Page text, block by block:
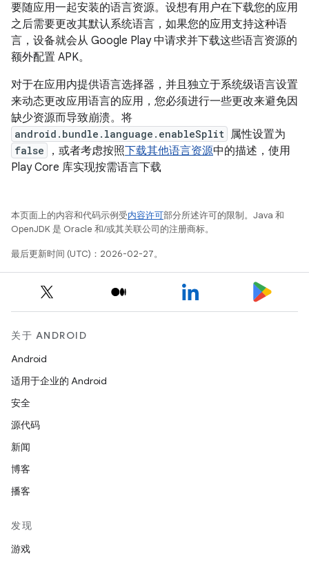
要随应用一起安装的语言资源。设想有用户在下载您的应用
之后需要更改其默认系统语言，如果您的应用支持这种语
言，设备就会从 Google Play 中请求并下载这些语言资源的
额外配置 APK。
对于在应用内提供语言选择器，并且独立于系统级语言设置
来动态更改应用语言的应用，您必须进行一些更改来避免因
缺少资源而导致崩溃。将
android.bundle.language.enableSplit 属性设置为
false ，或者考虑按照下载其他语言资源中的描述，使用
Play Core 库实现按需语言下载
本页面上的内容和代码示例受内容许可部分所述许可的限制。Java 和
OpenJDK 是 Oracle 和/或其关联公司的注册商标。
最后更新时间 (UTC)：2026-02-27。
关于 ANDROID
Android
适用于企业的 Android
安全
源代码
新闻
博客
播客
发现
游戏